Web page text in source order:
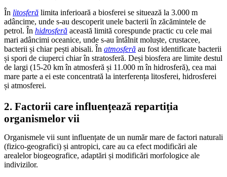
În litosferă limita inferioară a biosferei se situează la 3.000 m
adâncime, unde s-au descoperit unele bacterii în zăcămintele de
petrol. În hidrosferă această limită corespunde practic cu cele mai
mari adâncimi oceanice, unde s-au întâlnit moluște, crustacee,
bacterii și chiar pești abisali. În atmosferă au fost identificate bacterii
și spori de ciuperci chiar în stratosferă. Deși biosfera are limite destul
de largi (15-20 km în atmosferă și 11.000 m în hidrosferă), cea mai
mare parte a ei este concentrată la interferența litosferei, hidrosferei
și atmosferei.
2. Factorii care influențează repartiția
organismelor vii
Organismele vii sunt influențate de un număr mare de factori naturali
(fizico-geografici) și antropici, care au ca efect modificări ale
arealelor biogeografice, adaptări și modificări morfologice ale
indivizilor.